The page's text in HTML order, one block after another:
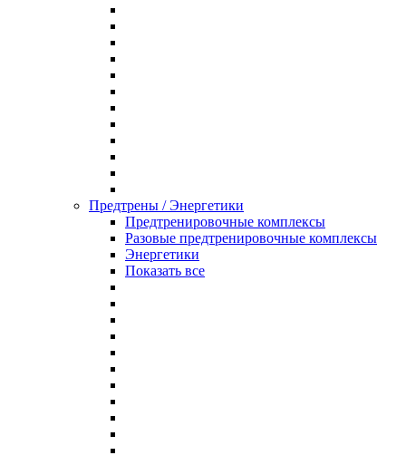
Предтрены / Энергетики
Предтренировочные комплексы
Разовые предтренировочные комплексы
Энергетики
Показать все